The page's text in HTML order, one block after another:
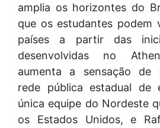
amplia os horizontes do
que os estudantes podem
países a partir das
desenvolvidas no
aumenta a sensação de
rede pública estadual de
única equipe do Nordeste
os Estados Unidos, e